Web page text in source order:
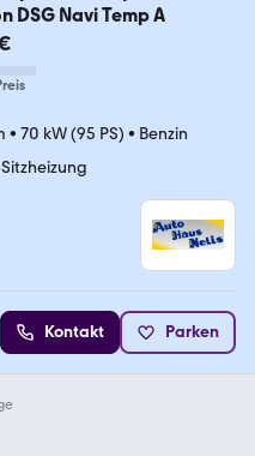
DSG Navi Temp A
• 70 kW (95 PS) • Benzin
Sitzheizung
Kontakt Parken